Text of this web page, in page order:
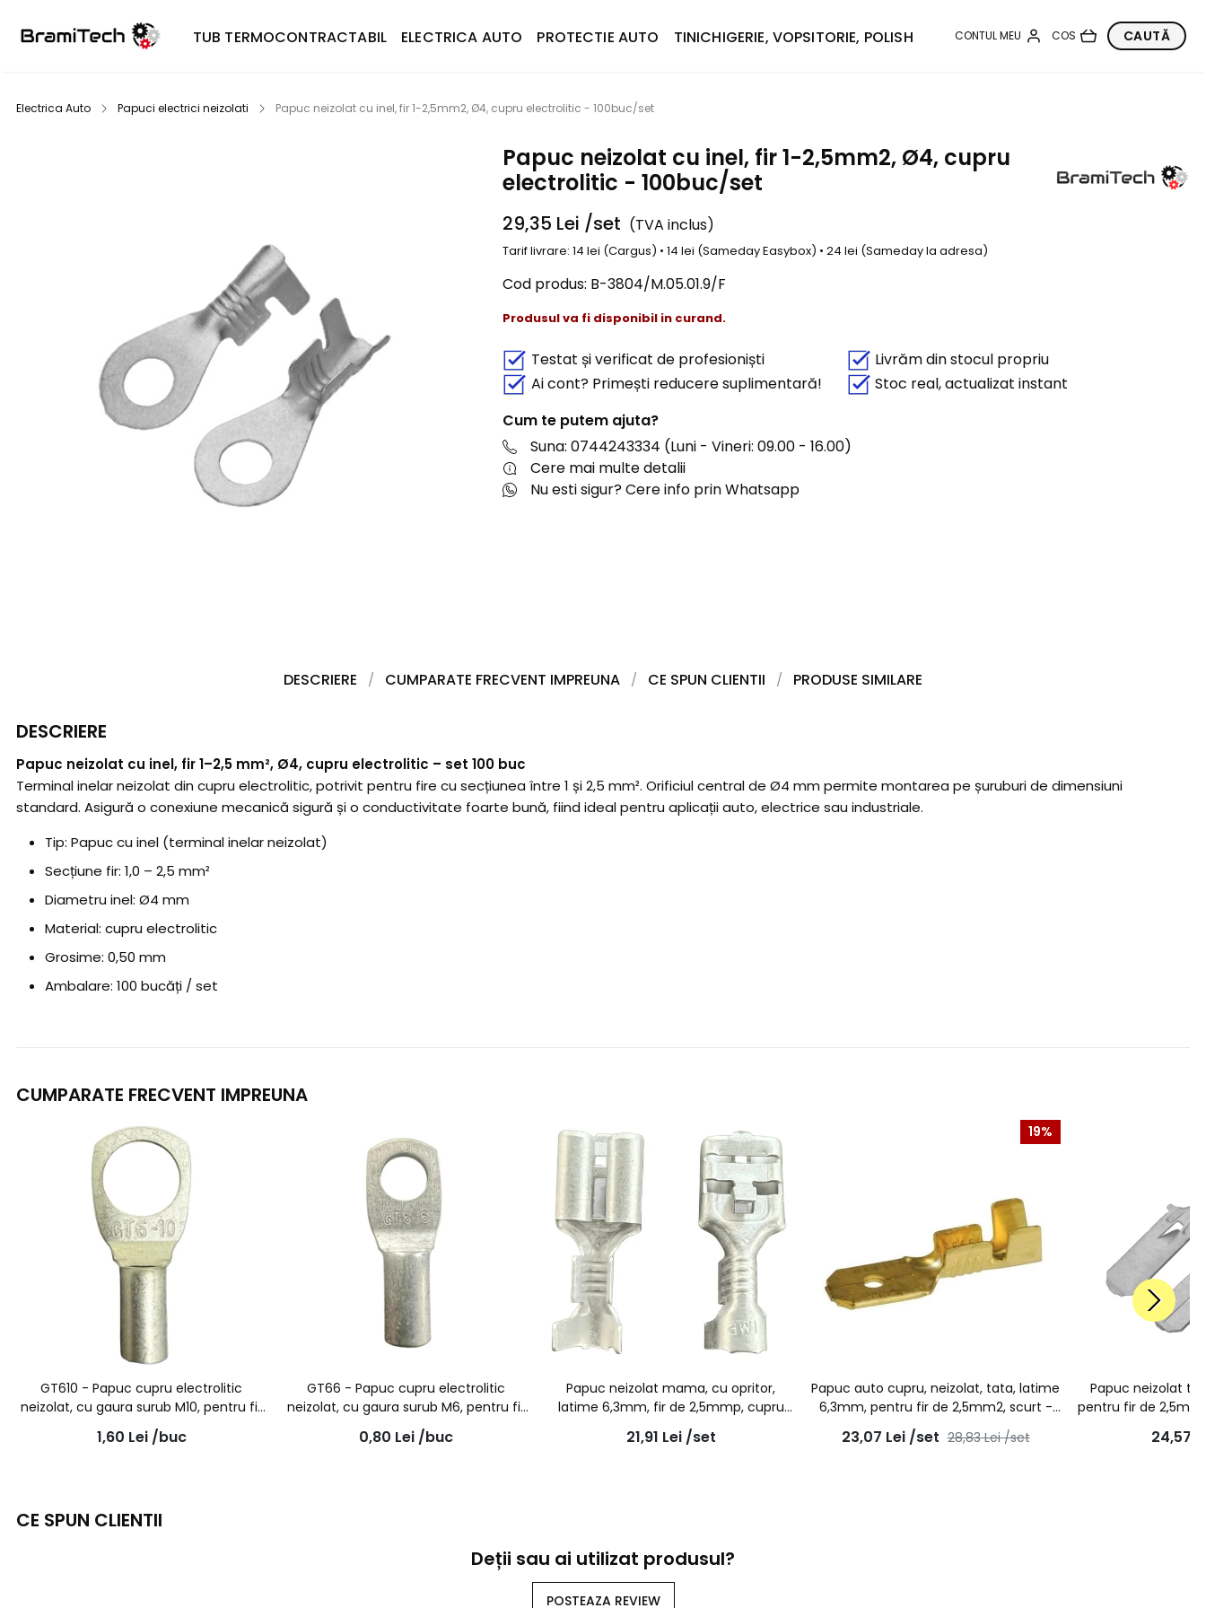
TUB TERMOCONTRACTABIL ELECTRICA AUTO PROTECTIE AUTO TINICHIGERIE, VOPSITORIE, POLISH
Electrica Auto Papuci electrici neizolati Papuc neizolat cu inel, fir 1-2,5mm2, Ø4, cupru electrolitic - 100buc/set
Papuc neizolat cu inel, fir 1-2,5mm2, Ø4, cupru
electrolitic - 100buc/set
29,35 Lei /set (TVA inclus)
Tarif livrare: 14 lei (Cargus) • 14 lei (Sameday Easybox) • 24 lei (Sameday la adresa)
Cod produs: B-3804/M.05.01.9/F
Produsul va fi disponibil in curand.
Testat și verificat de profesioniști
Livrăm din stocul propriu
Ai cont? Primești reducere suplimentară!
Stoc real, actualizat instant
Cum te putem ajuta?
Suna: 0744243334 (Luni - Vineri: 09.00 - 16.00)
Cere mai multe detalii
Nu esti sigur? Cere info prin Whatsapp
DESCRIERE CUMPARATE FRECVENT IMPREUNA CE SPUN CLIENTII PRODUSE SIMILARE
DESCRIERE
Papuc neizolat cu inel, fir 1–2,5 mm², Ø4, cupru electrolitic – set 100 buc
Terminal inelar neizolat din cupru electrolitic, potrivit pentru fire cu secțiunea între 1 și 2,5 mm². Orificiul central de Ø4 mm permite montarea pe șuruburi de dimensiuni
standard. Asigură o conexiune mecanică sigură și o conductivitate foarte bună, fiind ideal pentru aplicații auto, electrice sau industriale.
Tip: Papuc cu inel (terminal inelar neizolat)
Secțiune fir: 1,0 – 2,5 mm²
Diametru inel: Ø4 mm
Material: cupru electrolitic
Grosime: 0,50 mm
Ambalare: 100 bucăți / set
CUMPARATE FRECVENT IMPREUNA
GT610 - Papuc cupru electrolitic
neizolat, cu gaura surub M10, pentru fir
de 6mmp
1,60 Lei /buc
GT66 - Papuc cupru electrolitic
neizolat, cu gaura surub M6, pentru fir
de 6mmp
0,80 Lei /buc
Papuc neizolat mama, cu opritor,
latime 6,3mm, fir de 2,5mmp, cupru
electrolitic - 100buc/set
21,91 Lei /set
19%
Papuc auto cupru, neizolat, tata, latime
6,3mm, pentru fir de 2,5mm2, scurt -
100buc/set
23,07 Lei /set 28,83Lei /set
Papuc neizolat
pentru fir de
24,57
CE SPUN CLIENTII
Deții sau ai utilizat produsul?
POSTEAZA REVIEW